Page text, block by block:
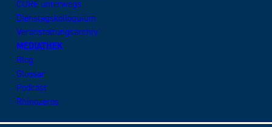
CURE unterwegs
Dienstagskolloquium
Veranstaltungsarchiv
MEDIATHEK
Blog
Glossar
Podcast
Rhinozeros